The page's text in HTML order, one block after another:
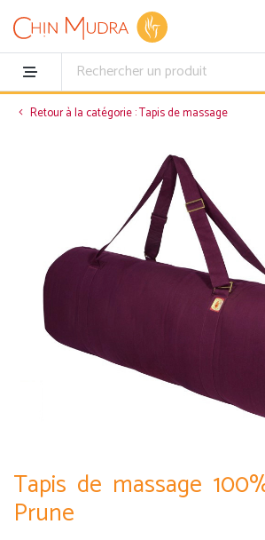
Retour à la catégorie : Tapis de massage
Tapis de massage
Prune